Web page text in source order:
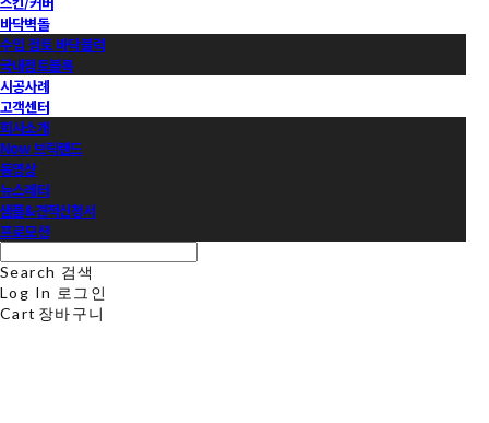
바닥벽돌
수입 점토 바닥블럭
국내점토블록
시공사례
고객센터
회사소개
Now 브릭랜드
동영상
뉴스레터
샘플&견적신청서
프로모션
Search 검색
Log In 로그인
Cart 장바구니